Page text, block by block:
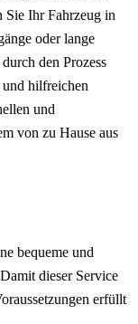
Sie Ihr Fahrzeug in
oder lange
den Prozess
hilfreichen
und
von zu Hause aus
bequeme und
dieser Service
erfüllt